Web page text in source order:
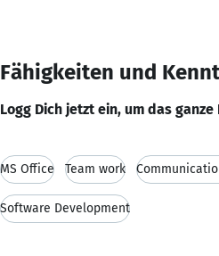
Fähigkeiten und
Logg Dich jetzt ein, um das
MS Office Team work
Software Development